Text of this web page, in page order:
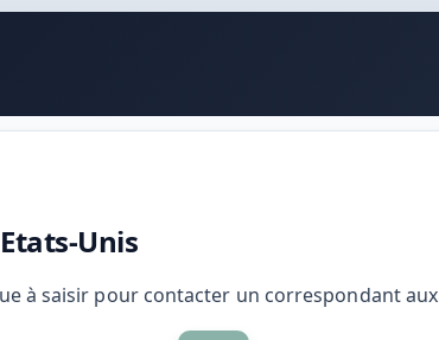
Unis
à saisir pour contacter un correspondant aux